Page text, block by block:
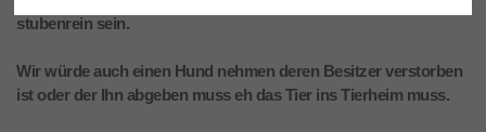
stubenrein sein.
Wir würde auch einen Hund nehmen deren Besitzer verstorben
ist oder der Ihn abgeben muss eh das Tier ins Tierheim muss.